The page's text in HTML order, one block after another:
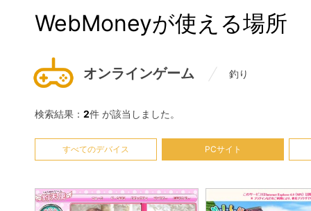
WebMoneyが使える場所
オンラインゲーム 釣り
検索結果： 2件 が該当しました。
すべてのデバイス PCサイト